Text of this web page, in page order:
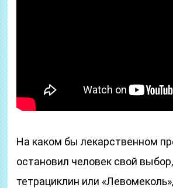
На каком бы лекарственном
остановил человек свой
тетрациклин или